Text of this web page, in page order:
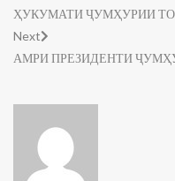
ҲУКУМАТИ ҶУМҲУРИИ
Next
АМРИ ПРЕЗИДЕНТИ